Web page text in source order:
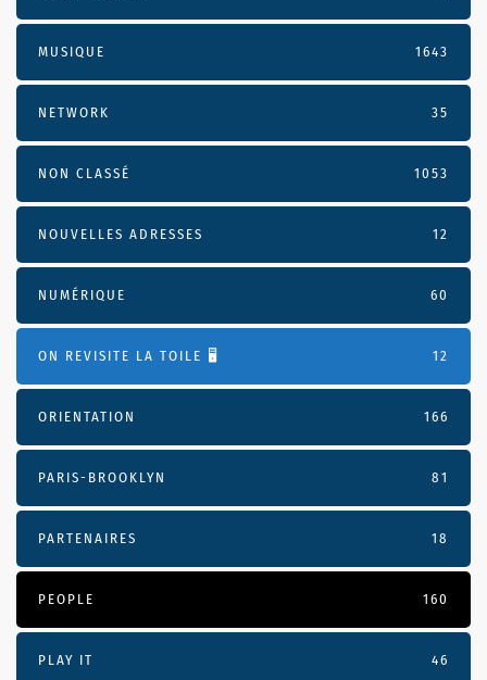
MUSIQUE 1643
NETWORK 35
NON CLASSÉ 1053
NOUVELLES ADRESSES 12
NUMÉRIQUE 60
ON REVISITE LA TOILE 🖥️ 12
ORIENTATION 166
PARIS-BROOKLYN 81
PARTENAIRES 18
PEOPLE 160
PLAY IT 46